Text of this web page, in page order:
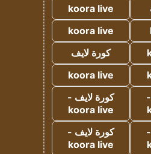
koora live
koora live
كورة لايف
koora live
كورة لايف -
koora live
كورة لايف -
koora live